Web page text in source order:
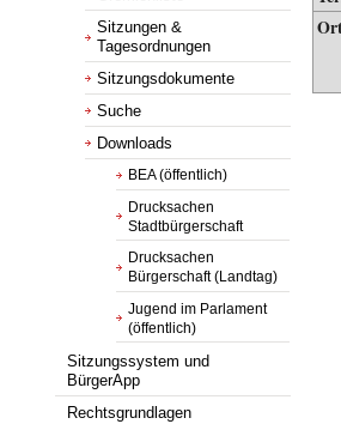
Sitzungen &
Tagesordnungen
Sitzungsdokumente
Suche
Downloads
BEA (öffentlich)
Drucksachen
Stadtbürgerschaft
Drucksachen
Bürgerschaft (Landtag)
Jugend im Parlament
(öffentlich)
Sitzungssystem und
BürgerApp
Rechtsgrundlagen